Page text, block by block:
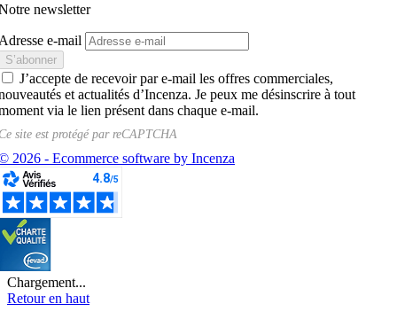
newsletter
e-mail
J’accepte de recevoir par e-mail les offres commerciales,
et actualités d’Incenza. Je peux me désinscrire à tout
via le lien présent dans chaque e-mail.
site est protégé parreCAPTCHA
2026 - Ecommerce software by Incenza
Chargement...
Retour en haut